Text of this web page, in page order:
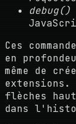
debug()
Ces
en
même de
flèches
dans